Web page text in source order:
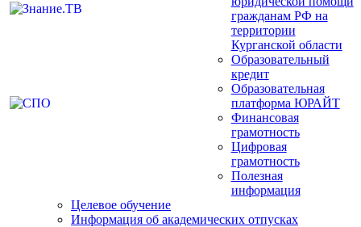
гражданам РФ на
территории
Курганской области
Образовательный
кредит
Образовательная
платформа ЮРАЙТ
Финансовая
грамотность
Цифровая
грамотность
Полезная
информация
Целевое обучение
Информация об академических отпусках